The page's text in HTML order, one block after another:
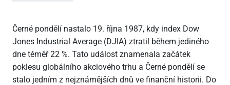
Černé pondělí nastalo 19. října 1987, kdy index Dow
Jones Industrial Average (DJIA) ztratil během jediného
dne téměř 22 %. Tato událost znamenala začátek
poklesu globálního akciového trhu a Černé pondělí se
stalo jedním z nejznámějších dnů ve finanční historii. Do